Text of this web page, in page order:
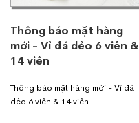
Thông báo mặt hàng
mới - Vỉ đá dẻo 6 viên &
14 viên
Thông báo mặt hàng mới - Vỉ đá
dẻo 6 viên & 14 viên